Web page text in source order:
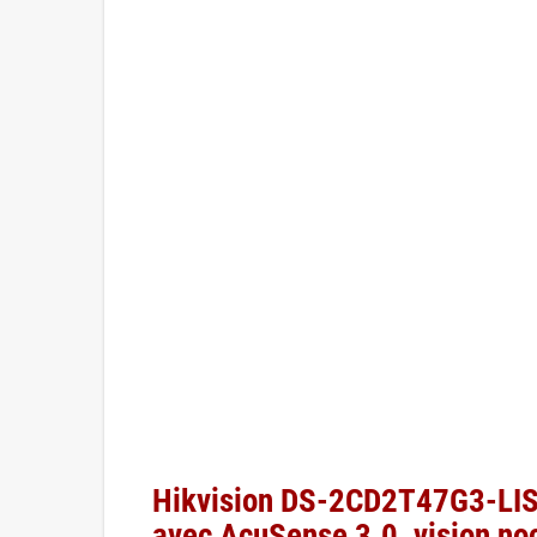
Hikvision DS-2CD2T47G3-